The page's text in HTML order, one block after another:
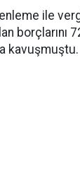
ile
borçlarını
kavuşmuştu.